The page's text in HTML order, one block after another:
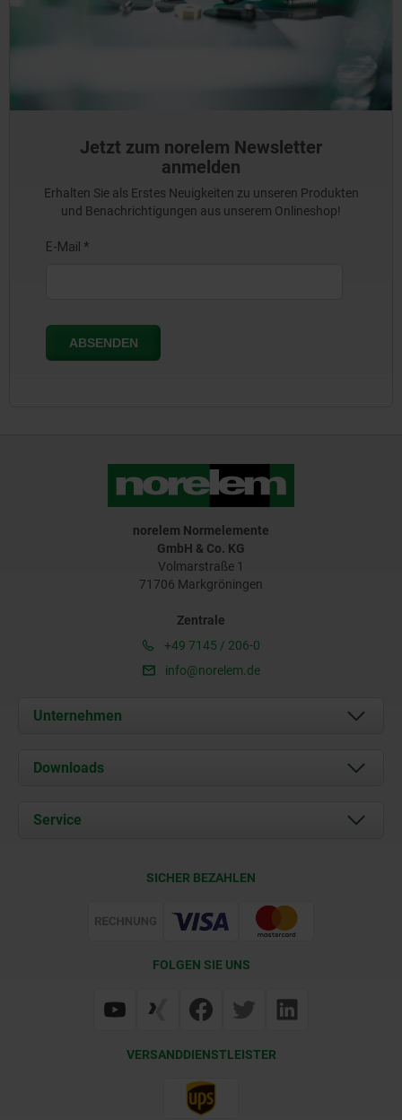
Jetzt zum norelem Newsletter
anmelden
Erhalten Sie als Erstes Neuigkeiten zu unseren Produkten
und Benachrichtigungen aus unserem Onlineshop!
norelem Normelemente
GmbH & Co. KG
Volmarstraße 1
71706 Markgröningen
Zentrale
+49 7145 / 206-0
info@norelem.de
Unternehmen
Über uns
Karriere
Downloads
Dokumente
Service
Web Support
SICHER BEZAHLEN
FOLGEN SIE UNS
VERSANDDIENSTLEISTER